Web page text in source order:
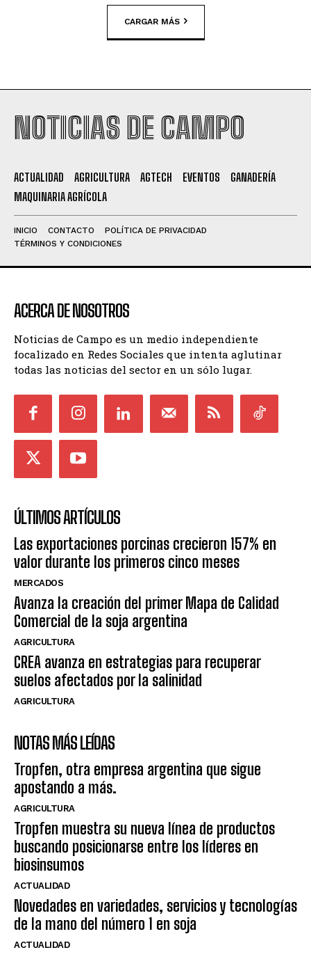
CARGAR MÁS
NOTICIAS DE CAMPO
ACTUALIDAD AGRICULTURA AGTECH EVENTOS
GANADERÍA
MAQUINARIA AGRÍCOLA
INICIO CONTACTO
POLÍTICA DE PRIVACIDAD
TÉRMINOS Y CONDICIONES
ACERCA DE NOSOTROS
Noticias de Campo es un medio independiente
focalizado en Redes Sociales que intenta aglutinar
todas las noticias del sector en un sólo lugar.
ÚLTIMOS ARTÍCULOS
Las exportaciones porcinas crecieron 157% en
valor durante los primeros cinco meses
MERCADOS
Avanza la creación del primer Mapa de Calidad
Comercial de la soja argentina
AGRICULTURA
CREA avanza en estrategias para recuperar
suelos afectados por la salinidad
AGRICULTURA
NOTAS MÁS LEÍDAS
Tropfen, otra empresa argentina que sigue
apostando a más.
AGRICULTURA
Tropfen muestra su nueva línea de productos
buscando posicionarse entre los líderes en
biosinsumos
ACTUALIDAD
Novedades en variedades, servicios y tecnologías
de la mano del número 1 en soja
ACTUALIDAD